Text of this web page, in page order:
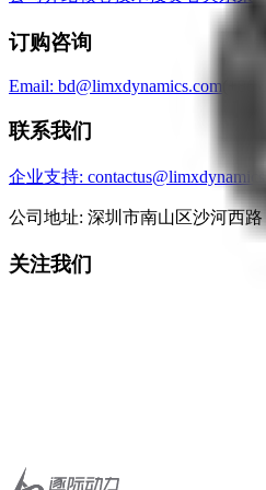
订购咨询
Email: bd@limxdynamics.com
联系我们
企业支持:
公司地址: 深圳市南山区沙河西
关注我们